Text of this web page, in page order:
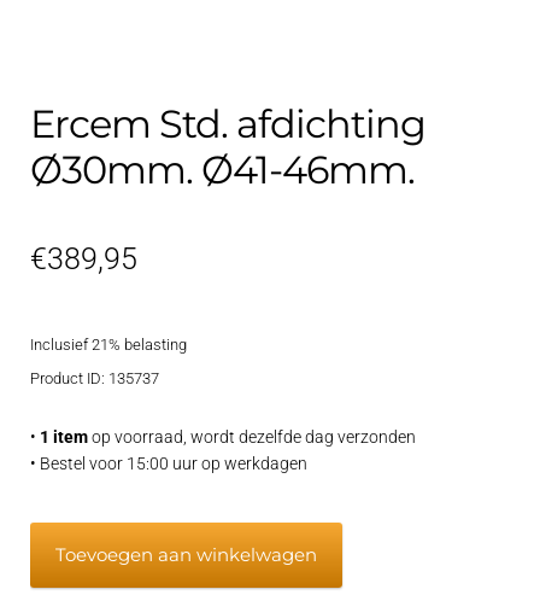
Nederlands
Ercem Std. afdichting
Ø30mm. Ø41-46mm.
€389,95
Inclusief 21% belasting
Product ID: 135737
• 1 itemop voorraad, wordt dezelfde dag verzonden
• Bestel voor 15:00 uur op werkdagen
Toevoegen aan winkelwagen